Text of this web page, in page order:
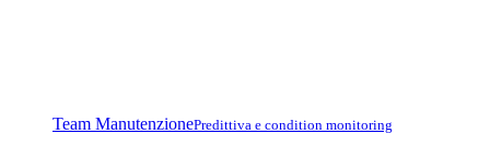
Team ManutenzionePredittiva e condition monitoring